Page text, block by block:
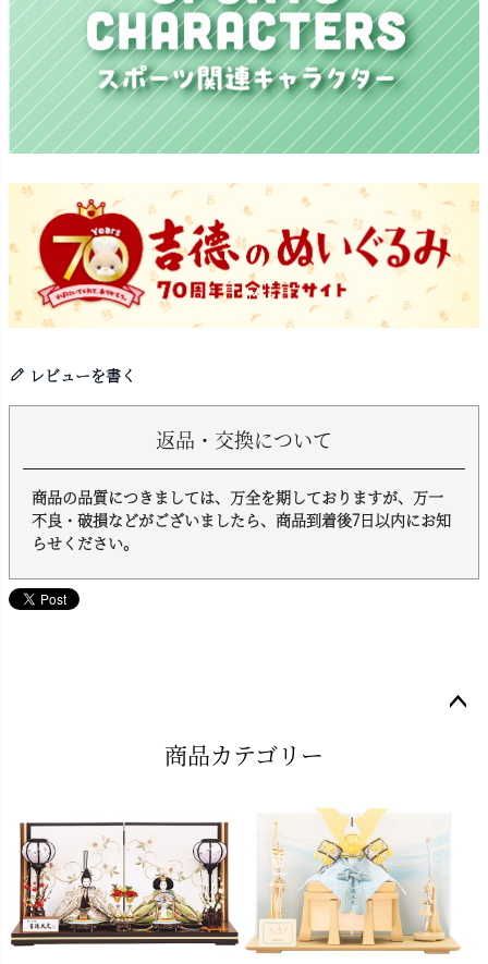
レビューを書く
返品・交換について
商品の品質につきましては、万全を期しておりますが、万一
不良・破損などがございましたら、商品到着後7日以内にお知
らせください。
商品カテゴリー